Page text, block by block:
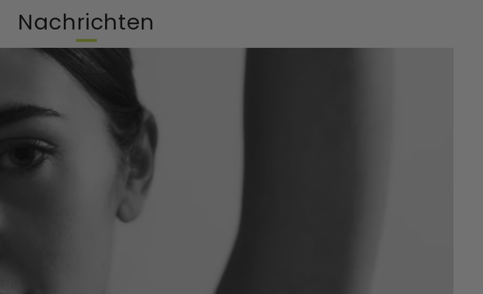
Nachrichten